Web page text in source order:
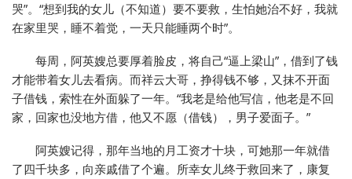
哭”。“想到我的女儿（不知道）要不要救，生怕她治不好，我就
在家里哭，睡不着觉，一天只能睡两个时”。
每周，阿英嫂总要厚着脸皮，将自己“逼上梁山”，借到了钱
才能带着女儿去看病。而祥云大哥，挣得钱不够，又抹不开面
子借钱，索性在外面躲了一年。“我老是给他写信，他老是不回
家，回家也没地方借，他又不愿（借钱），男子爱面子。”
阿英嫂记得，那年当地的月工资才十块，可她那一年就借
了四千块多，向亲戚借了个遍。所幸女儿终于救回来了，康复